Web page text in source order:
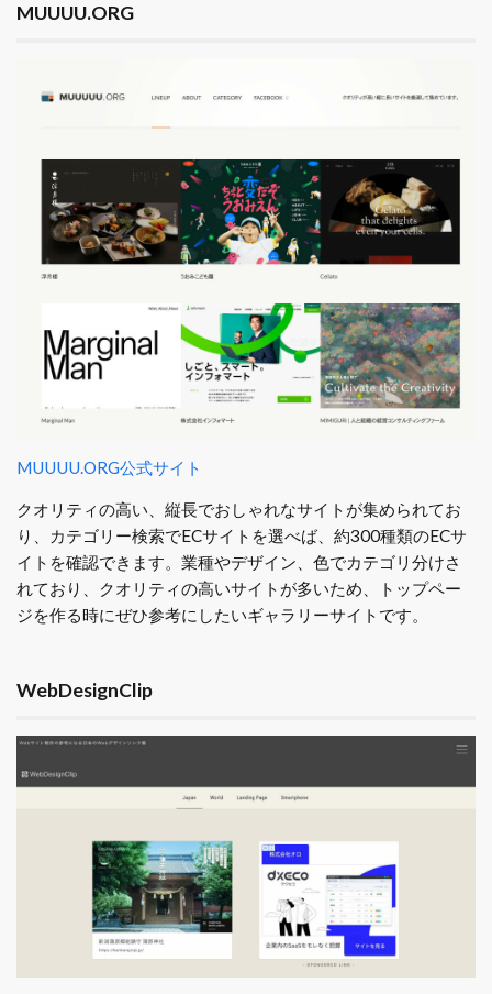
MUUUU.ORG
MUUUU.ORG公式サイト
クオリティの高い、縦長でおしゃれなサイトが集められてお
り、カテゴリー検索でECサイトを選べば、約300種類のECサ
イトを確認できます。業種やデザイン、色でカテゴリ分けさ
れており、クオリティの高いサイトが多いため、トップペー
ジを作る時にぜひ参考にしたいギャラリーサイトです。
WebDesignClip